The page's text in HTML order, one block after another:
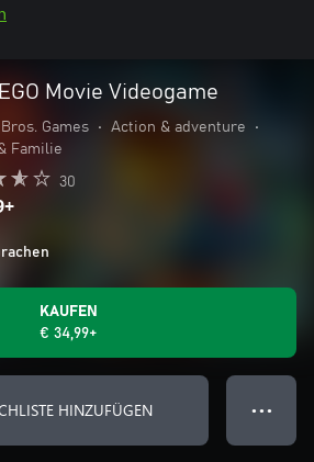
Movie Videogame
Games • Action & adventure
•
Familie
30
KAUFEN
€ 34,99+
HINZUFÜGEN ● ● ●